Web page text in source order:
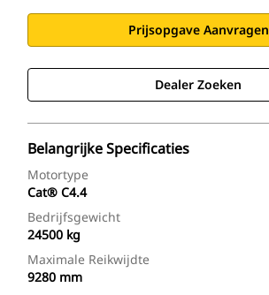
Prijsopgave Aanvragen
Dealer Zoeken
Belangrijke Specificaties
Motortype
Cat® C4.4
Bedrijfsgewicht
24500 kg
Maximale Reikwijdte
9280 mm